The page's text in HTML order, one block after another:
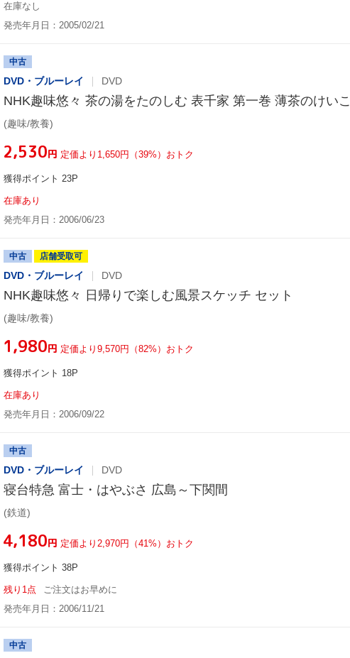
在庫なし
発売年月日：2005/02/21
中古
DVD・ブルーレイ DVD
NHK趣味悠々 茶の湯をたのしむ 表千家 第一巻 薄茶のけいこ
(趣味/教養)
¥2,530円 定価より1,650円（39%）おトク
獲得ポイント 23P
在庫あり
発売年月日：2006/06/23
中古 店舗受取可
DVD・ブルーレイ DVD
NHK趣味悠々 日帰りで楽しむ風景スケッチ セット
(趣味/教養)
¥1,980円 定価より9,570円（82%）おトク
獲得ポイント 18P
在庫あり
発売年月日：2006/09/22
中古
DVD・ブルーレイ DVD
寝台特急 富士・はやぶさ 広島～下関間
(鉄道)
¥4,180円 定価より2,970円（41%）おトク
獲得ポイント 38P
残り1点
ご注文はお早めに
発売年月日：2006/11/21
中古